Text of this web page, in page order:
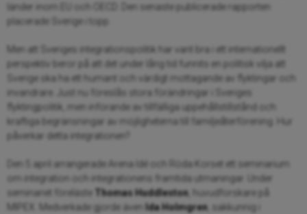
länder inom EU och OECD. Den senaste publicerade rapporten
placerade Sverige i topp.
Men att Sveriges integrationspolitik har varit bra i ett internationellt
perspektiv beror på att det under lång tid funnits en politisk vilja att
Sverige ska ha ett humant och värdigt mottagande av flyktingar och
invandrare. Just nu föreslås stora förändringar i Sveriges
flyktingpolitik, men införande av tillfälliga uppehållstillstånd och
kraftiga begränsningar av möjligheterna till familjeåterförening. Hur
påverkar detta integrationen?
Den 5 april arrangerade Arena Idé och Röda Korset ett seminarium
om integration och integrationens framtida utmaningar. Under
seminariet föreläste
Thomas Huddleston , huvudforskare på
MIPEX. Medverkade gjorde även
Ida Holmgren , sakkunnig i